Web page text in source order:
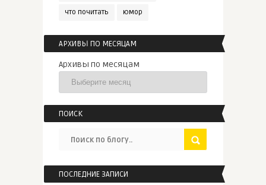
что почитать юмор
АРХИВЫ ПО МЕСЯЦАМ
Архивы по месяцам
ПОИСК
ПОСЛЕДНИЕ ЗАПИСИ